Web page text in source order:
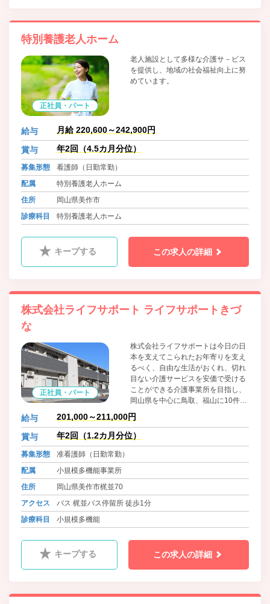
特別養護老人ホーム
正社員・パート
老人施設として多様な介護サ－ビス
を提供し、地域の社会福祉向上に努
めています。
給与 月給 220,600～242,900円
賞与 年2回（4.5カ月分位）
募集形態
看護師（日勤常勤）
配属
特別養護老人ホーム
住所
岡山県美作市
診療科目
特別養護老人ホーム
キープする この求人の詳細
株式会社ライフサポート ライフサポートきづ
な
正社員・パート
株式会社ライフサポートは今日の日
本を支えてこられたお年寄りを支え
るべく、自由な生活がおくれ、切れ
目ない介護サービスを安価で受ける
ことができる介護事業所を目指し、
岡山県を中心に鳥取、福山に10件以
上の介護事業所を運営しています。
小規模多機能型居宅介護事業所で
は、『通い』『訪問』泊り』の各サ
れた環境で過ごせる普段の生活をサ
給与 201,000～211,000円
賞与 年2回（1.2カ月分位）
募集形態
准看護師（日勤常勤）
配属
小規模多機能事業所
住所
岡山県美作市梶並70
アクセス
バス 梶並バス停留所 徒歩1分
診療科目
小規模多機能
キープする この求人の詳細